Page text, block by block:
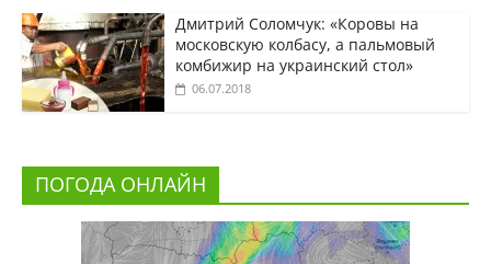
Дмитрий Соломчук: «Коровы на
московскую колбасу, а пальмовый
комбижир на украинский стол»
06.07.2018
ПОГОДА ОНЛАЙН